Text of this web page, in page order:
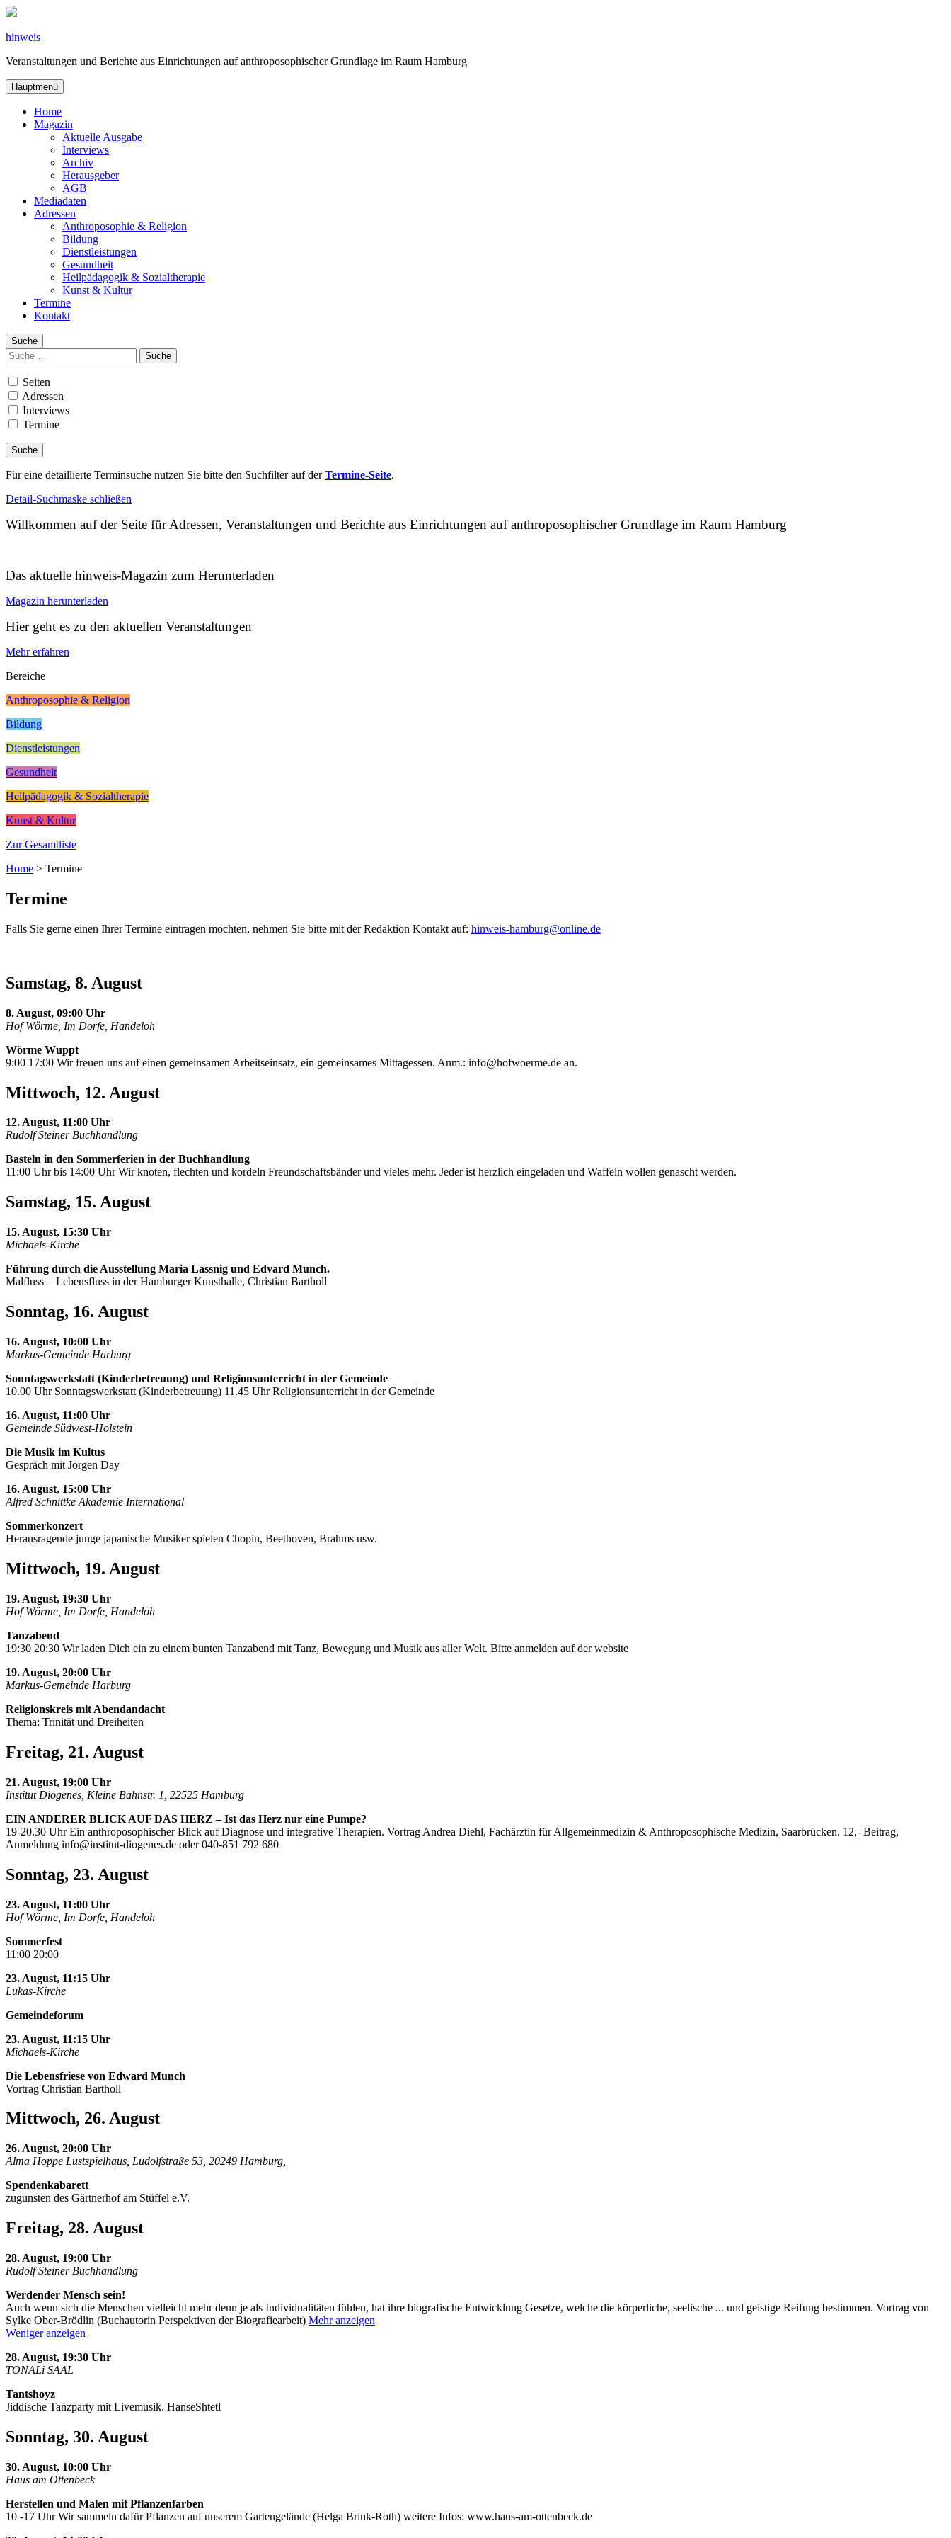
Zum
springen
hinweis
Veranstaltungen und Berichte aus Einrichtungen auf anthroposophischer Grundlage im Raum Hamburg
Hauptmenü
Home
Magazin
Aktuelle Ausgabe
Interviews
Archiv
Herausgeber
AGB
Mediadaten
Adressen
Anthroposophie & Religion
Bildung
Dienstleistungen
Gesundheit
Heilpädagogik & Sozialtherapie
Kunst & Kultur
Termine
Kontakt
Suche
Suchen
nach:
Seiten
Adressen
Interviews
Termine
Für eine detaillierte Terminsuche nutzen Sie bitte den Suchfilter auf derTermine-Seite.
Detail-Suchmaske schließen
Willkommen auf der Seite für Adressen, Veranstaltungen und Berichte aus Einrichtungen auf anthroposophischer Grundlage im Raum Hamburg
Das aktuelle hinweis-Magazin zum Herunterladen
Magazin herunterladen
Hier geht es zu den aktuellen Veranstaltungen
Mehr erfahren
Bereiche
Anthroposophie & Religion
Bildung
Dienstleistungen
Gesundheit
Heilpädagogik & Sozialtherapie
Kunst & Kultur
Zur Gesamtliste
Home > Termine
Termine
Falls Sie gerne einen Ihrer Termine eintragen möchten, nehmen Sie bitte mit der Redaktion Kontakt auf: hinweis-hamburg@online.de
Samstag, 8. August
8. August, 09:00 Uhr
Hof Wörme, Im Dorfe, Handeloh
Wörme Wuppt
9:00 17:00 Wir freuen uns auf einen gemeinsamen Arbeitseinsatz, ein gemeinsames Mittagessen. Anm.: info@hofwoerme.de an.
Mittwoch, 12. August
12. August, 11:00 Uhr
Rudolf Steiner Buchhandlung
Basteln in den Sommerferien in der Buchhandlung
11:00 Uhr bis 14:00 Uhr Wir knoten, flechten und kordeln Freundschaftsbänder und vieles mehr. Jeder ist herzlich eingeladen und Waffeln wollen genascht werden.
Samstag, 15. August
15. August, 15:30 Uhr
Michaels-Kirche
Führung durch die Ausstellung Maria Lassnig und Edvard Munch.
Malfluss = Lebensfluss in der Hamburger Kunsthalle, Christian Bartholl
Sonntag, 16. August
16. August, 10:00 Uhr
Markus-Gemeinde Harburg
Sonntagswerkstatt (Kinderbetreuung) und Religionsunterricht in der Gemeinde
10.00 Uhr Sonntagswerkstatt (Kinderbetreuung) 11.45 Uhr Religionsunterricht in der Gemeinde
16. August, 11:00 Uhr
Gemeinde Südwest-Holstein
Die Musik im Kultus
Gespräch mit Jörgen Day
16. August, 15:00 Uhr
Alfred Schnittke Akademie International
Sommerkonzert
Herausragende junge japanische Musiker spielen Chopin, Beethoven, Brahms usw.
Mittwoch, 19. August
19. August, 19:30 Uhr
Hof Wörme, Im Dorfe, Handeloh
Tanzabend
19:30 20:30 Wir laden Dich ein zu einem bunten Tanzabend mit Tanz, Bewegung und Musik aus aller Welt. Bitte anmelden auf der website
19. August, 20:00 Uhr
Markus-Gemeinde Harburg
Religionskreis mit Abendandacht
Thema: Trinität und Dreiheiten
Freitag, 21. August
21. August, 19:00 Uhr
Institut Diogenes, Kleine Bahnstr. 1, 22525 Hamburg
EIN ANDERER BLICK AUF DAS HERZ – Ist das Herz nur eine Pumpe?
19-20.30 Uhr Ein anthroposophischer Blick auf Diagnose und integrative Therapien. Vortrag Andrea Diehl, Fachärztin für Allgemeinmedizin & Anthroposophische Medizin, Saarbrücken. 12,- Beitrag,
Anmeldung info@institut-diogenes.de oder 040-851 792 680
Sonntag, 23. August
23. August, 11:00 Uhr
Hof Wörme, Im Dorfe, Handeloh
Sommerfest
11:00 20:00
23. August, 11:15 Uhr
Lukas-Kirche
Gemeindeforum
23. August, 11:15 Uhr
Michaels-Kirche
Die Lebensfriese von Edward Munch
Vortrag Christian Bartholl
Mittwoch, 26. August
26. August, 20:00 Uhr
Alma Hoppe Lustspielhaus, Ludolfstraße 53, 20249 Hamburg,
Spendenkabarett
zugunsten des Gärtnerhof am Stüffel e.V.
Freitag, 28. August
28. August, 19:00 Uhr
Rudolf Steiner Buchhandlung
Werdender Mensch sein!
Auch wenn sich die Menschen vielleicht mehr denn je als Individualitäten fühlen, hat ihre biografische Entwicklung Gesetze, welche die körperliche, seelische ... und geistige Reifung bestimmen. Vortrag von
Sylke Ober-Brödlin (Buchautorin Perspektiven der Biografiearbeit) Mehr anzeigen
Weniger anzeigen
28. August, 19:30 Uhr
TONALi SAAL
Tantshoyz
Jiddische Tanzparty mit Livemusik. HanseShtetl
Sonntag, 30. August
30. August, 10:00 Uhr
Haus am Ottenbeck
Herstellen und Malen mit Pflanzenfarben
10 -17 Uhr Wir sammeln dafür Pflanzen auf unserem Gartengelände (Helga Brink-Roth) weitere Infos: www.haus-am-ottenbeck.de